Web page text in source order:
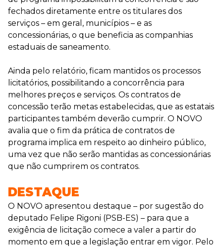
fechados diretamente entre os titulares dos
serviços – em geral, municípios – e as
concessionárias, o que beneficia as companhias
estaduais de saneamento.
Ainda pelo relatório, ficam mantidos os processos
licitatórios, possibilitando a concorrência para
melhores preços e serviços. Os contratos de
concessão terão metas estabelecidas, que as estatais
participantes também deverão cumprir. O NOVO
avalia que o fim da prática de contratos de
programa implica em respeito ao dinheiro público,
uma vez que não serão mantidas as concessionárias
que não cumprirem os contratos.
DESTAQUE
O NOVO apresentou destaque – por sugestão do
deputado Felipe Rigoni (PSB-ES) – para que a
exigência de licitação comece a valer a partir do
momento em que a legislação entrar em vigor. Pelo